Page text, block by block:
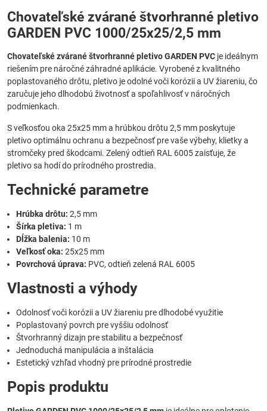
Chovateľské zvárané štvorhranné pletivo
GARDEN PVC 1000/25x25/2,5 mm
Chovateľské zvárané štvorhranné pletivo GARDEN PVC je ideálnym
riešením pre náročné záhradné aplikácie. Vyrobené z kvalitného
poplastovaného drôtu, pletivo je odolné voči korózii a UV žiareniu, čo
zaručuje jeho dlhodobú životnosť a spoľahlivosť v náročných
podmienkach.
S veľkosťou oka 25x25 mm a hrúbkou drôtu 2,5 mm poskytuje
pletivo optimálnu ochranu a bezpečnosť pre vaše výbehy, klietky a
stromčeky pred škodcami. Zelený odtieň RAL 6005 zaisťuje, že
pletivo sa hodí do prírodného prostredia.
Technické parametre
Hrúbka drôtu: 2,5 mm
Šírka pletiva: 1 m
Dĺžka balenia: 10 m
Veľkosť oka: 25x25 mm
Povrchová úprava: PVC, odtieň zelená RAL 6005
Vlastnosti a výhody
Odolnosť voči korózii a UV žiareniu pre dlhodobé využitie
Poplastovaný povrch pre vyššiu odolnosť
Štvorhranný dizajn pre stabilitu a bezpečnosť
Jednoduchá manipulácia a inštalácia
Estetický vzhľad vhodný pre prírodné prostredie
Popis produktu